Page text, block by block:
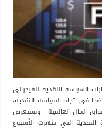
السياسة النقدية للفيدرالي
في اتجاه السياسة النقدية،
المال العالمية. ونستعرض
النقدية التي ظهرت الأسبوع